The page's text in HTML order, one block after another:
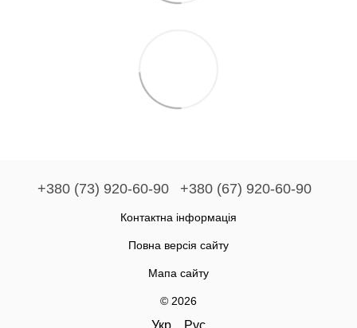
+380 (73) 920-60-90 +380 (67) 920-60-90
Контактна інформація
Повна версія сайту
Мапа сайту
© 2026
Укр Рус